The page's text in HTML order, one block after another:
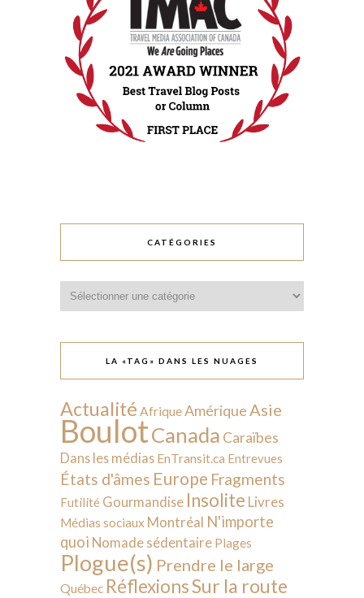
CATÉGORIES
LA «TAG» DANS LES NUAGES
Actualité AfriqueAmérique Asie
BoulotCanada Caraïbes
Dans les médias EnTransit.ca Entrevues
États d'âmes Europe Fragments
Futilité Gourmandise Insolite Livres
Médias sociaux Montréal N'importe
quoi Nomade sédentaire Plages
Plogue(s) Prendre le large
Québec RéflexionsSur la route